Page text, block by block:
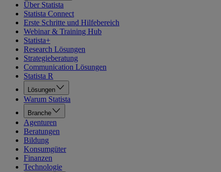
Über Statista
Statista Connect
Erste Schritte und Hilfebereich
Webinar & Training Hub
Statista+
Research Lösungen
Strategieberatung
Communication Lösungen
Statista R
Lösungen
Warum Statista
Branche
Agenturen
Beratungen
Bildung
Konsumgüter
Finanzen
Technologie